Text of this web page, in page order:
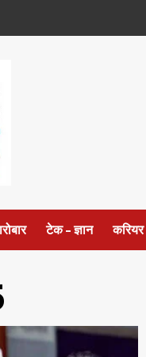
टेक – ज्ञान करियर